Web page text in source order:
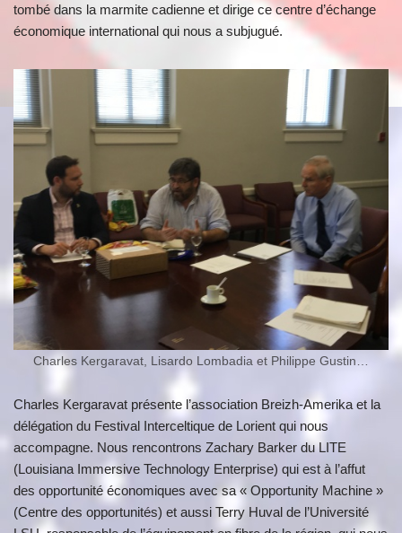
tombé dans la marmite cadienne et dirige ce centre d’échange
économique international qui nous a subjugué.
Charles Kergaravat, Lisardo Lombadia et Philippe Gustin…
Charles Kergaravat présente l’association Breizh-Amerika et la
délégation du Festival Interceltique de Lorient qui nous
accompagne. Nous rencontrons Zachary Barker du LITE
(Louisiana Immersive Technology Enterprise) qui est à l’affut
des opportunité économiques avec sa « Opportunity Machine »
(Centre des opportunités) et aussi Terry Huval de l’Université